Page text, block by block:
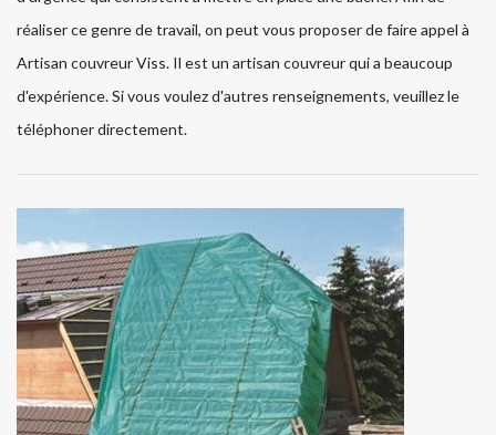
réaliser ce genre de travail, on peut vous proposer de faire appel à
Artisan couvreur Viss. Il est un artisan couvreur qui a beaucoup
d'expérience. Si vous voulez d'autres renseignements, veuillez le
téléphoner directement.